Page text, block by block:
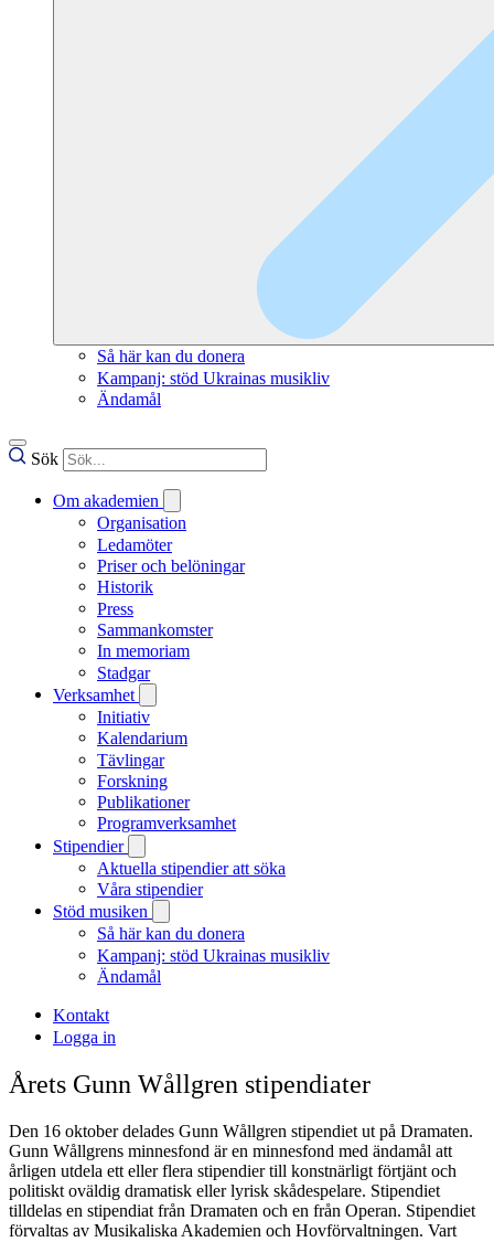
Så här kan du donera
Kampanj: stöd Ukrainas musikliv
Ändamål
Sök
Om akademien
Organisation
Ledamöter
Priser och belöningar
Historik
Press
Sammankomster
In memoriam
Stadgar
Verksamhet
Initiativ
Kalendarium
Tävlingar
Forskning
Publikationer
Programverksamhet
Stipendier
Aktuella stipendier att söka
Våra stipendier
Stöd musiken
Så här kan du donera
Kampanj: stöd Ukrainas musikliv
Ändamål
Kontakt
Logga in
Årets Gunn Wållgren stipendiater
Den 16 oktober delades Gunn Wållgren stipendiet ut på Dramaten.
Gunn Wållgrens minnesfond är en minnesfond med ändamål att
årligen utdela ett eller flera stipendier till konstnärligt förtjänt och
politiskt oväldig dramatisk eller lyrisk skådespelare. Stipendiet
tilldelas en stipendiat från Dramaten och en från Operan. Stipendiet
förvaltas av Musikaliska Akademien och Hovförvaltningen. Vart